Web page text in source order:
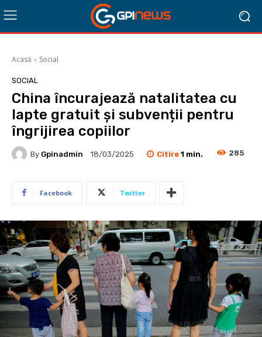
Acasă Social
SOCIAL
China încurajează natalitatea cu
lapte gratuit și subvenții pentru
îngrijirea copiilor
By Gpinadmin 18/03/2025 Citire 1 min. 285
Facebook Twitter